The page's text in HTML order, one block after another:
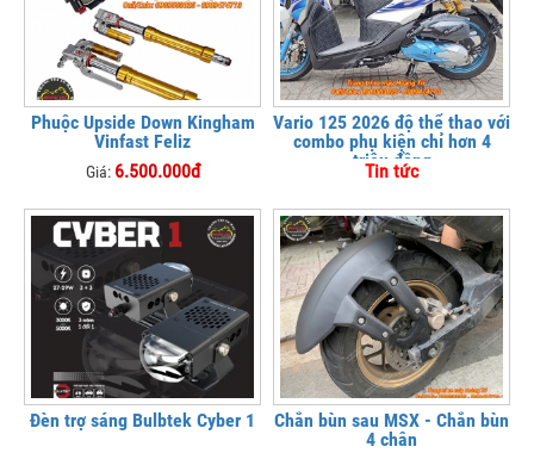
Phuộc Upside Down Kingham
Vinfast Feliz
Giá: 6.500.000đ
Vario 125 2026 độ thể thao với
combo phụ kiện chỉ hơn 4
triệu đồng
Tin tức
Đèn trợ sáng Bulbtek Cyber 1
Chắn bùn sau MSX - Chắn bùn
4 chân